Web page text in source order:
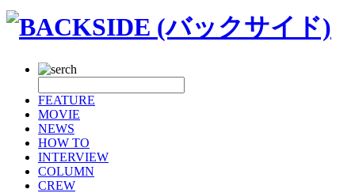
FEATURE
MOVIE
NEWS
HOW TO
INTERVIEW
COLUMN
CREW